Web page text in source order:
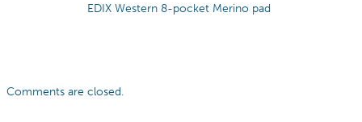
EDIX Western 8-pocket Merino pad
Comments are closed.